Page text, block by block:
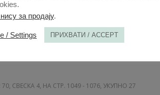
TOWARD SCIENCE AND LACK OF
, СВЕСКА 4, НА СТР. 1049 - 1076, УКУПНО 27
за продају.
/ Settings ПРИХВАТИ / ACCEPT